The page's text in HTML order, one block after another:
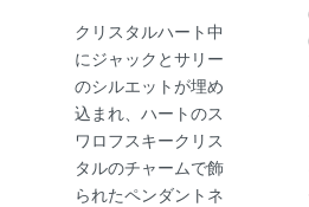
クリスタルハート中
にジャックとサリー
のシルエットが埋め
込まれ、ハートのス
ワロフスキークリス
タルのチャームで飾
られたペンダントネ